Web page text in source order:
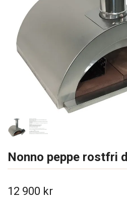
Nonno peppe rostfri
12 900 kr